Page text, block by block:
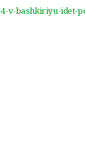
v-bashkiriyu-idet-